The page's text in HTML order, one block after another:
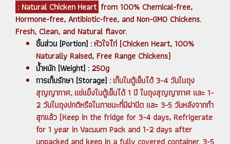
: Natural Chicken Heart from 100% Chemical-free,
Hormone-free, Antibiotic-free, and Non-GMO Chickens.
Fresh, Clean, and Natural flavor.
ชิ้นส่วน [Portion] : หัวใจไก่ (Chicken Heart, 100%
Naturally Raised, Free Range Chickens)
น้ำหนัก [Weight] : 250g
การเก็บรักษา [Storage] : เก็บในตู้เย็นได้ 3-4 วันในถุง
สุญญากาศ, แช่แข็งในตู้เย็นได้ 1 ปี ในถุงสุญญากาศ และ 1-
2 วันในถุงปกติหรือในภาชนะที่มีฝาปิด และ 3-5 วันหลังจากทำ
สุกแล้ว (Keep in the fridge for 3-4 days, Refrigerate
for 1 year in Vacuum Pack and 1-2 days after